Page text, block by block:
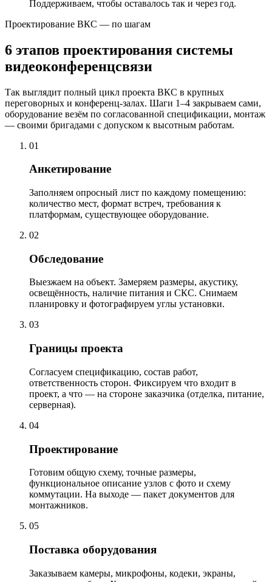
Поддерживаем, чтобы оставалось так и через год.
Проектирование ВКС — по шагам
6 этапов проектирования системы
видеоконференцсвязи
Так выглядит полный цикл проекта ВКС в крупных
переговорных и конференц-залах. Шаги 1–4 закрываем сами,
оборудование везём по согласованной спецификации, монтаж
— своими бригадами с допуском к высотным работам.
01
Анкетирование
Заполняем опросный лист по каждому помещению:
количество мест, формат встреч, требования к
платформам, существующее оборудование.
02
Обследование
Выезжаем на объект. Замеряем размеры, акустику,
освещённость, наличие питания и СКС. Снимаем
планировку и фотографируем углы установки.
03
Границы проекта
Согласуем спецификацию, состав работ,
ответственность сторон. Фиксируем что входит в
проект, а что — на стороне заказчика (отделка, питание,
серверная).
04
Проектирование
Готовим общую схему, точные размеры,
функциональное описание узлов с фото и схему
коммутации. На выходе — пакет документов для
монтажников.
05
Поставка оборудования
Заказываем камеры, микрофоны, кодеки, экраны,